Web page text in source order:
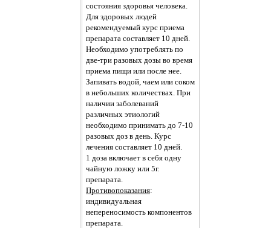
состояния здоровья человека.
Для здоровых людей
рекомендуемый курс приема
препарата составляет 10 дней.
Необходимо употреблять по
две-три разовых дозы во время
приема пищи или после нее.
Запивать водой, чаем или соком
в небольших количествах. При
наличии заболеваний
различных этиологий
необходимо принимать до 7-10
разовых доз в день. Курс
лечения составляет 10 дней.
1 доза включает в себя одну
чайную ложку или 5г.
препарата.
Противопоказания:
индивидуальная
непереносимость компонентов
препарата.